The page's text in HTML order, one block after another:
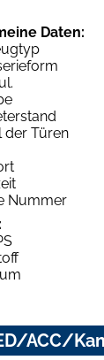
Daten:
der Türen
Nummer
ACC/